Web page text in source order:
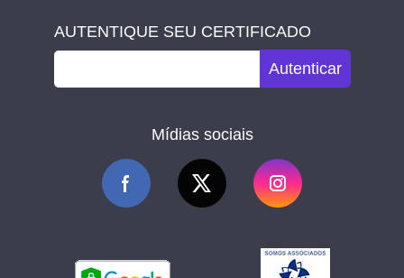
AUTENTIQUE SEU CERTIFICADO
Autenticar
Mídias sociais